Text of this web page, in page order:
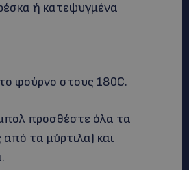
ή κατεψυγμένα
φούρνο στους 180C.
προσθέστε όλα τα
τα μύρτιλα) και